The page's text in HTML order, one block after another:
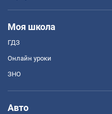
Моя школа
ГДЗ
Онлайн уроки
ЗНО
Авто